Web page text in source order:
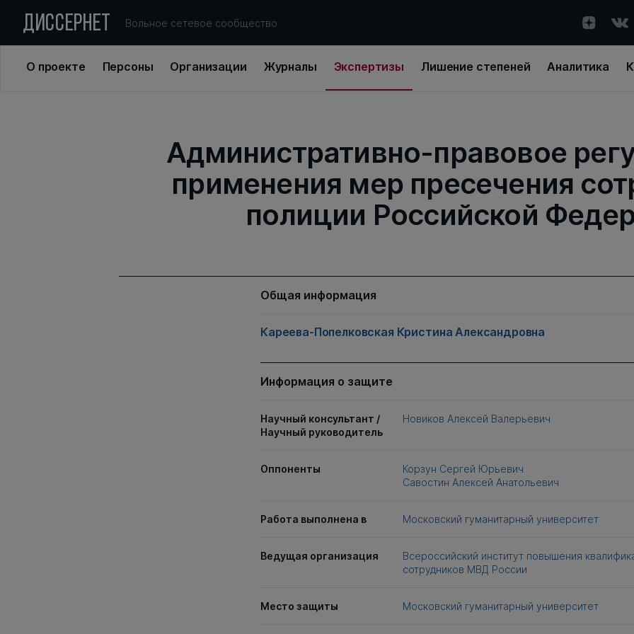
ДИССЕРНЕТ Вольное сетевое сообщество
О проекте Персоны Организации Журналы Экспертизы Лишение степеней Аналитика
Административно-правовое
применения мер пресечения
полиции Российской
Общая информация
Кареева-Попелковская Кристина Александровна
Информация о защите
Научный консультант /
Научный руководитель
Новиков Алексей Валерьевич
Оппоненты
Корзун Сергей Юрьевич
Савостин Алексей Анатольевич
Работа выполнена в Московский гуманитарный университет
Ведущая организация
Всероссийский институт повышения
сотрудников МВД России
Место защиты Московский гуманитарный университет